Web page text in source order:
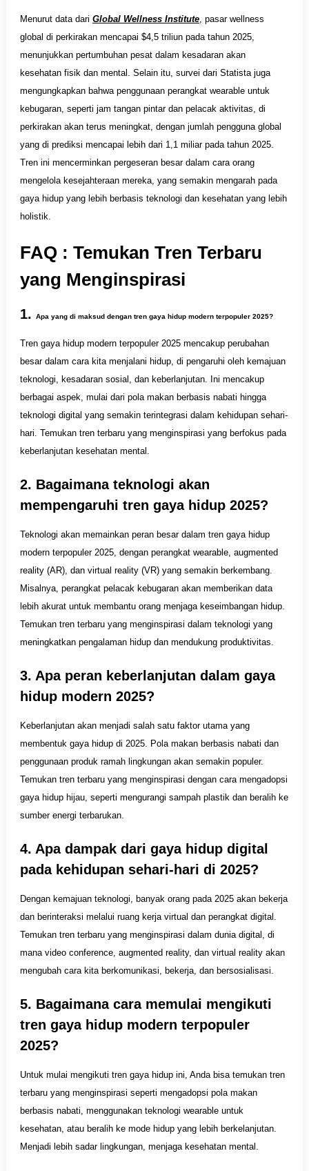
Menurut data dari Global Wellness Institute, pasar wellness
global di perkirakan mencapai $4,5 triliun pada tahun 2025,
menunjukkan pertumbuhan pesat dalam kesadaran akan
kesehatan fisik dan mental. Selain itu, survei dari Statista juga
mengungkapkan bahwa penggunaan perangkat wearable untuk
kebugaran, seperti jam tangan pintar dan pelacak aktivitas, di
perkirakan akan terus meningkat, dengan jumlah pengguna global
yang di prediksi mencapai lebih dari 1,1 miliar pada tahun 2025.
Tren ini mencerminkan pergeseran besar dalam cara orang
mengelola kesejahteraan mereka, yang semakin mengarah pada
gaya hidup yang lebih berbasis teknologi dan kesehatan yang lebih
holistik.
FAQ : Temukan Tren Terbaru
yang Menginspirasi
1. Apa yang di maksud dengan tren gaya hidup modern terpopuler 2025?
Tren gaya hidup modern terpopuler 2025 mencakup perubahan
besar dalam cara kita menjalani hidup, di pengaruhi oleh kemajuan
teknologi, kesadaran sosial, dan keberlanjutan. Ini mencakup
berbagai aspek, mulai dari pola makan berbasis nabati hingga
teknologi digital yang semakin terintegrasi dalam kehidupan sehari-
hari. Temukan tren terbaru yang menginspirasi yang berfokus pada
keberlanjutan kesehatan mental.
2. Bagaimana teknologi akan
mempengaruhi tren gaya hidup 2025?
Teknologi akan memainkan peran besar dalam tren gaya hidup
modern terpopuler 2025, dengan perangkat wearable, augmented
reality (AR), dan virtual reality (VR) yang semakin berkembang.
Misalnya, perangkat pelacak kebugaran akan memberikan data
lebih akurat untuk membantu orang menjaga keseimbangan hidup.
Temukan tren terbaru yang menginspirasi dalam teknologi yang
meningkatkan pengalaman hidup dan mendukung produktivitas.
3. Apa peran keberlanjutan dalam gaya
hidup modern 2025?
Keberlanjutan akan menjadi salah satu faktor utama yang
membentuk gaya hidup di 2025. Pola makan berbasis nabati dan
penggunaan produk ramah lingkungan akan semakin populer.
Temukan tren terbaru yang menginspirasi dengan cara mengadopsi
gaya hidup hijau, seperti mengurangi sampah plastik dan beralih ke
sumber energi terbarukan.
4. Apa dampak dari gaya hidup digital
pada kehidupan sehari-hari di 2025?
Dengan kemajuan teknologi, banyak orang pada 2025 akan bekerja
dan berinteraksi melalui ruang kerja virtual dan perangkat digital.
Temukan tren terbaru yang menginspirasi dalam dunia digital, di
mana video conference, augmented reality, dan virtual reality akan
mengubah cara kita berkomunikasi, bekerja, dan bersosialisasi.
5. Bagaimana cara memulai mengikuti
tren gaya hidup modern terpopuler
2025?
Untuk mulai mengikuti tren gaya hidup ini, Anda bisa temukan tren
terbaru yang menginspirasi seperti mengadopsi pola makan
berbasis nabati, menggunakan teknologi wearable untuk
kesehatan, atau beralih ke mode hidup yang lebih berkelanjutan.
Menjadi lebih sadar lingkungan, menjaga kesehatan mental.